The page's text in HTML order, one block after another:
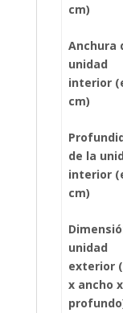
cm)
Anchura
unidad
interior
cm)
de la
interior
cm)
unidad
exterior
x ancho x